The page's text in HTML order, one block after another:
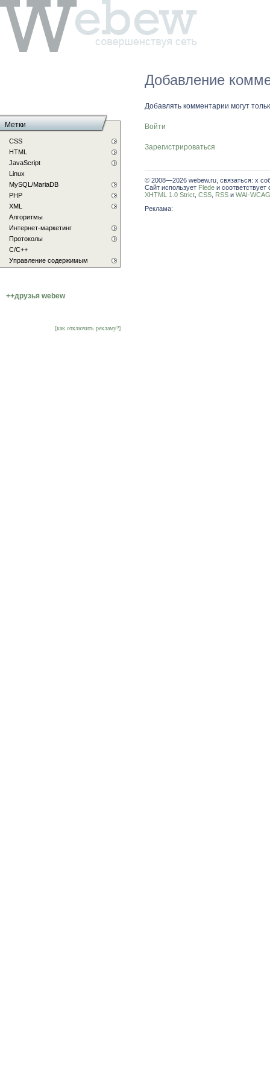
Добавление
Добавлять комментарии могут
Войти
Зарегистрироваться
© 2008—2026 webew.ru, связаться: x
Сайт использует Flede и соответствует
XHTML 1.0 Strict CSS RSS и WAI-
Реклама:
Метки
CSS
HTML
JavaScript
Linux
MySQL/MariaDB
PHP
XML
Алгоритмы
Интернет-маркетинг
Протоколы
С/C++
Управление содержимым
++друзья webew
[как отключить рекламу?]